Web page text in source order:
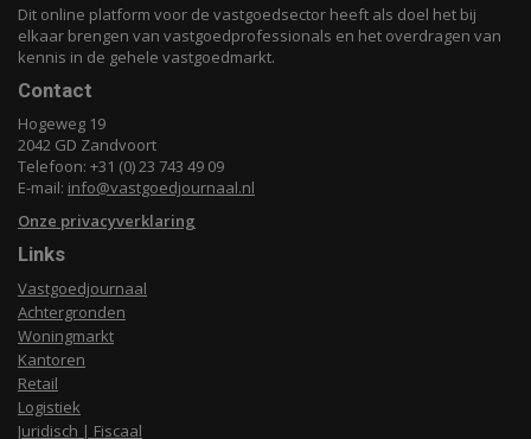
Dit online platform voor de vastgoedsector heeft als doel het bij
elkaar brengen van vastgoedprofessionals en het overdragen van
kennis in de gehele vastgoedmarkt.
Contact
Hogeweg 19
2042 GD Zandvoort
Telefoon: +31 (0) 23 743 49 09
E-mail: info@vastgoedjournaal.nl
Onze privacyverklaring
Links
Vastgoedjournaal
Achtergronden
Woningmarkt
Kantoren
Retail
Logistiek
Juridisch | Fiscaal